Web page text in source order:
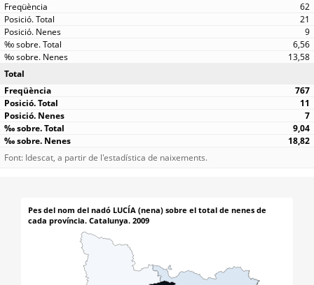
62
21
9
6,56
13,58
Total
767
11
7
9,04
18,82
Font: Idescat, a partir de l'estadística de naixements.